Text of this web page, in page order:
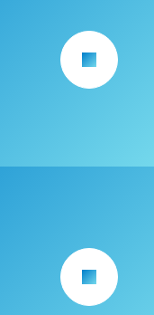
arrow_forward
arrow_forward